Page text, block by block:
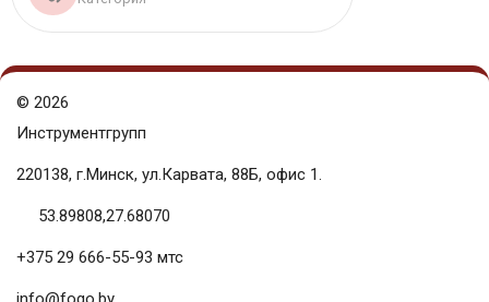
© 2026
Инструментгрупп
220138, г.Минск, ул.Карвата, 88Б, офис 1.
53.89808,27.68070
+375 29 666-55-93 мтс